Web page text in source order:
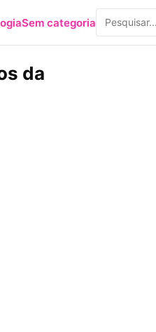
Sem categoria
da